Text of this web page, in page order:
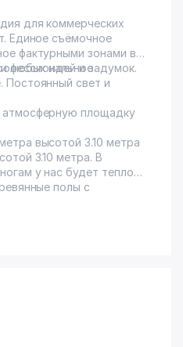
для коммерческих
Единое съёмочное
фактурными зонами в
любых идей и задумок.
Постоянный свет и
площадку
высотой 3.10 метра
3.10 метра. В
у нас будет тепло
полы с